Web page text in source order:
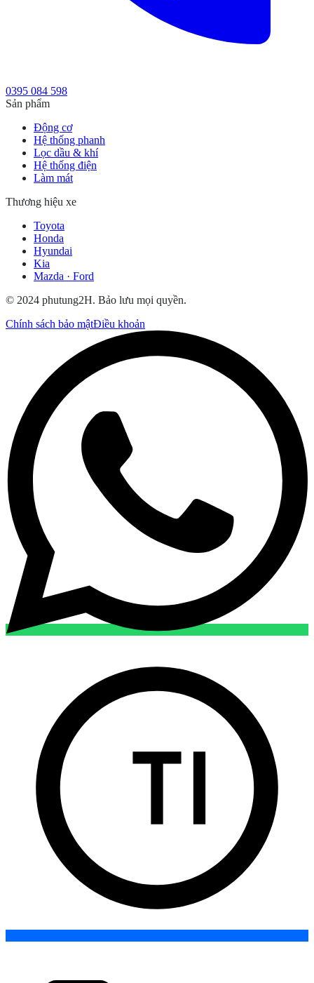
0395 084 598
Sản phẩm
Động cơ
Hệ thống phanh
Lọc dầu & khí
Hệ thống điện
Làm mát
Thương hiệu xe
Toyota
Honda
Hyundai
Kia
Mazda · Ford
© 2024 phutung2H. Bảo lưu mọi quyền.
Chính sách bảo mậtĐiều khoản